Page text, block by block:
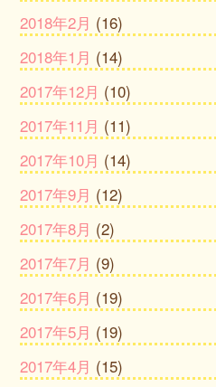
2018年2月 (16)
2018年1月 (14)
2017年12月 (10)
2017年11月 (11)
2017年10月 (14)
2017年9月 (12)
2017年8月 (2)
2017年7月 (9)
2017年6月 (19)
2017年5月 (19)
2017年4月 (15)